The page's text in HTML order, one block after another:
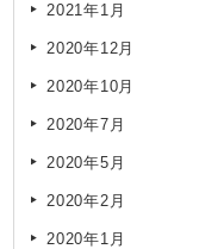
2021年1月
2020年12月
2020年10月
2020年7月
2020年5月
2020年2月
2020年1月